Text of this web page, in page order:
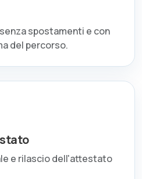
spostamenti e con
del percorso.
e rilascio dell'attestato